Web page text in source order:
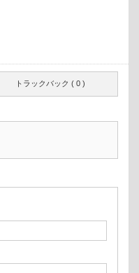
トラックバック ( 0 )